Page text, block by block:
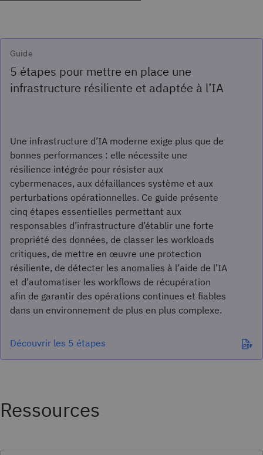
Guide
5 étapes pour mettre en place une
infrastructure résiliente et adaptée à l’IA
Une infrastructure d’IA moderne exige plus que de
bonnes performances : elle nécessite une
résilience intégrée pour résister aux
cybermenaces, aux défaillances système et aux
perturbations opérationnelles. Ce guide présente
cinq étapes essentielles permettant aux
responsables d’infrastructure d’établir une forte
propriété des données, de classer les workloads
critiques, de mettre en œuvre une protection
résiliente, de détecter les anomalies à l’aide de l’IA
et d’automatiser les workflows de récupération
afin de garantir des opérations continues et fiables
dans un environnement de plus en plus complexe.
Découvrir les 5 étapes
Ressources